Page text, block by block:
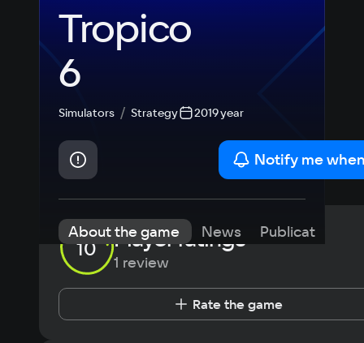
Tropico
6
Simulators Strategy 2019 year
Notify me
About the game News Publications
10 Player ratings
1 review
Rate the game